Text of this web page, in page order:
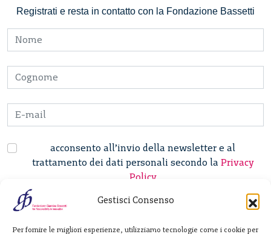
Gestisci Consenso
Per fornire le migliori esperienze, utilizziamo tecnologie come i cookie per
Registrati e resta in contatto con la Fondazione Bassetti
acconsento all’invio della newsletter e al
trattamento dei dati personali secondo la Privacy
Policy
Fondazione